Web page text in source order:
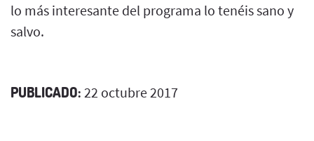
lo más interesante del programa lo tenéis sano y
salvo.
PUBLICADO: 22 octubre 2017